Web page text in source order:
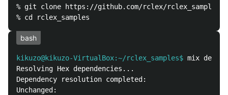
% git clone https://github.com/rclex/
bash
kikuzo@kikuzo-VirtualBox:~/rclex_samples$
Resolving Hex dependencies...
Dependency resolution completed:
Unchanged: